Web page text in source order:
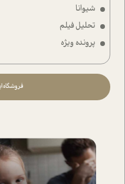
شیوانا
تحلیل فیلم
پرونده ویژه
فروشگاه